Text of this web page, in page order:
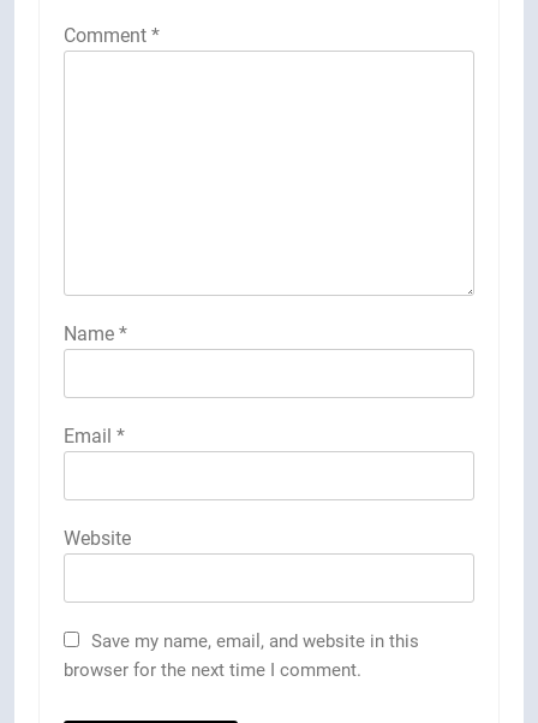
Comment *
Name *
Email *
Website
Save my name, email, and website in this
browser for the next time I comment.